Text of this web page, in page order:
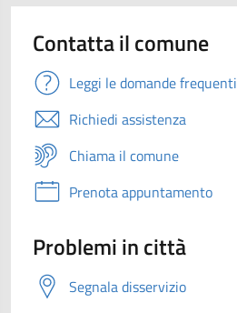
Contatta il comune
Leggi le domande frequenti
Richiedi assistenza
Chiama il comune
Prenota appuntamento
Problemi in città
Segnala disservizio